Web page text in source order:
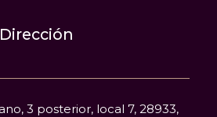
Dirección
3 posterior, local 7, 28933,